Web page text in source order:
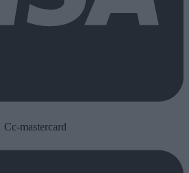
Cc-mastercard